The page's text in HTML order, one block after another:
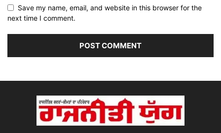
Save my name, email, and website in this browser for the
next time I comment.